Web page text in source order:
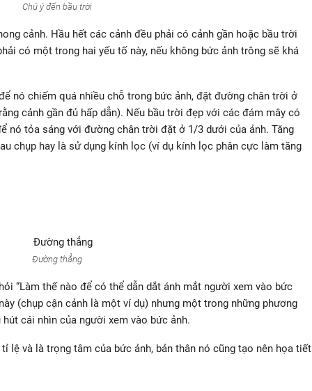
Chú ý đến bầu trời
cảnh. Hầu hết các cảnh đều phải có cảnh gần hoặc bầu trời
có một trong hai yếu tố này, nếu không bức ảnh trông sẽ khá
nó chiếm quá nhiều chỗ trong bức ảnh, đặt đường chân trời ở
cảnh gần đủ hấp dẫn). Nếu bầu trời đẹp với các đám mây có
nó tỏa sáng với đường chân trời đặt ở 1/3 dưới của ảnh. Tăng
chụp hay là sử dụng kính lọc (ví dụ kính lọc phân cực làm tăng
Đường thẳng
“Làm thế nào để có thể dẫn dắt ánh mắt người xem vào bức
(chụp cận cảnh là một ví dụ) nhưng một trong những phương
cái nhìn của người xem vào bức ảnh.
lệ và là trọng tâm của bức ảnh, bản thân nó cũng tạo nên họa tiết